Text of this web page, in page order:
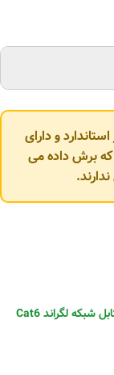
و دارای
که برش داده می
اولین نفری باشید که دیدگاهی را ارسال می کنید برای “کابل شبکه لگراند Cat6